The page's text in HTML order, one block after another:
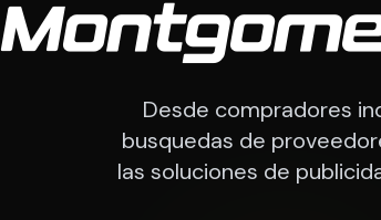
Desde compradores
busquedas de
las soluciones de